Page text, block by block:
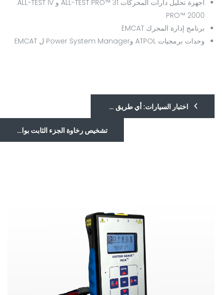
أجهزة تحليل دارات المحركات ALL-TEST PRO™ 31 و ALL-TEST IV
PRO™ 2000
برنامج إدارة المحرك EMCAT
وحدات برمجيات ATPOL وPower System Manager ل EMCAT
اختبار السيارات: أي طريق ستسلك؟
تشخيص رخاوة الجزء الثابت بواسطة أداة اختبار المحرك الكهربائي